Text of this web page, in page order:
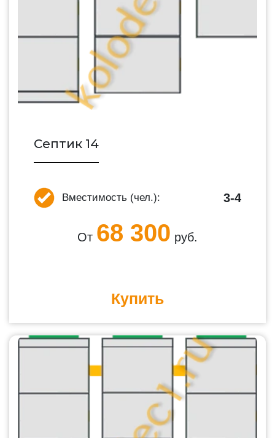
Септик 14
Вместимость (чел.): 3-4
От 68 300 руб.
Купить